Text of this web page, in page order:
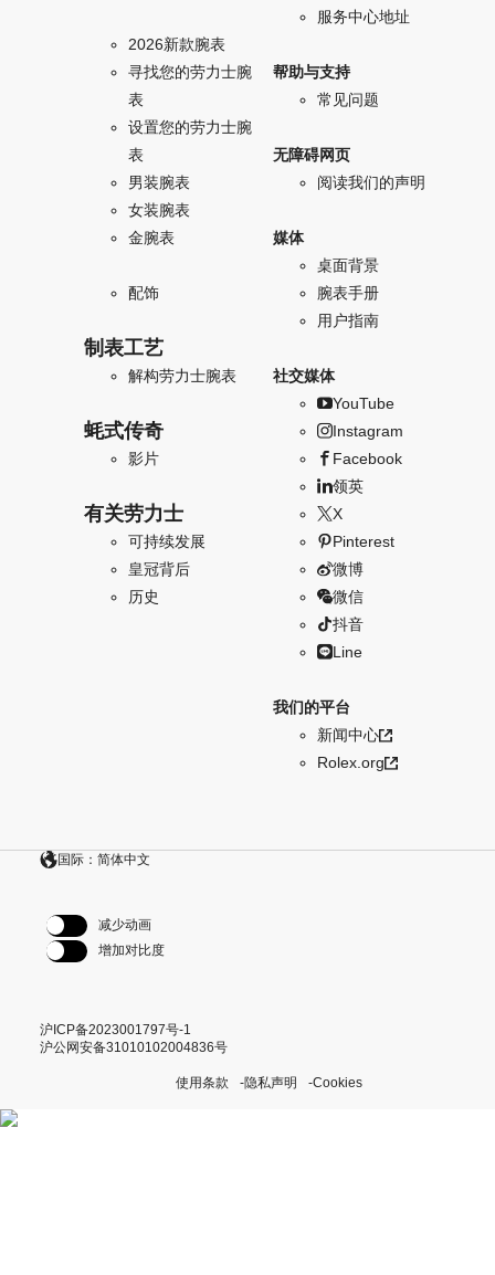
2026新款腕表
寻找您的劳力士腕
表
设置您的劳力士腕
表
男装腕表
女装腕表
金腕表
配饰
制表工艺
解构劳力士腕表
蚝式传奇
影片
有关劳力士
可持续发展
皇冠背后
历史
服务中心地址
帮助与支持
常见问题
无障碍网页
阅读我们的声明
媒体
桌面背景
腕表手册
用户指南
社交媒体
YouTube
Instagram
Facebook
领英
X
Pinterest
微博
微信
抖音
Line
我们的平台
新闻中心
Rolex.org
国际：简体中文
减少动画
增加对比度
沪ICP备2023001797号-1
沪公网安备31010102004836号
使用条款 隐私声明 Cookies